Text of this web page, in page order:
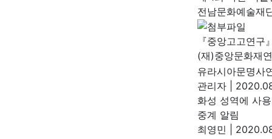
전남문화예술재
『중앙고고연
(재)중앙문화재
유라시아문명사
관리자
화성 성역에 사
중계 알림
최영민